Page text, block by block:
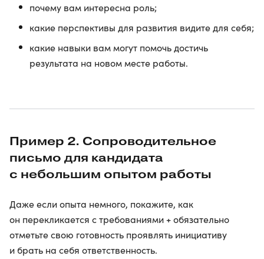
почему вам интересна роль;
какие перспективы для развития видите для себя;
какие навыки вам могут помочь достичь
результата на новом месте работы.
Пример 2. Сопроводительное
письмо для кандидата
с небольшим опытом работы
Даже если опыта немного, покажите, как
он перекликается с требованиями + обязательно
отметьте свою готовность проявлять инициативу
и брать на себя ответственность.